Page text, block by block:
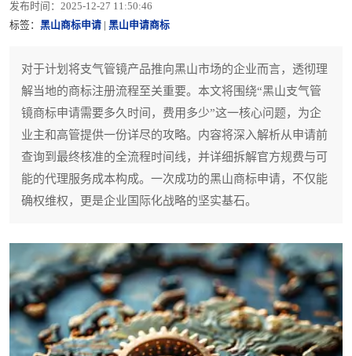
发布时间：2025-12-27 11:50:46
标签： 黑山商标申请 黑山申请商标
对于计划将支气管镜产品推向黑山市场的企业而言，透彻理
解当地的商标注册流程至关重要。本文将围绕“黑山支气管
镜商标申请需要多久时间，费用多少”这一核心问题，为企
业主和高管提供一份详尽的攻略。内容将深入解析从申请前
查询到最终核准的全流程时间线，并详细拆解官方规费与可
能的代理服务成本构成。一次成功的黑山商标申请，不仅能
确权维权，更是企业国际化战略的坚实基石。